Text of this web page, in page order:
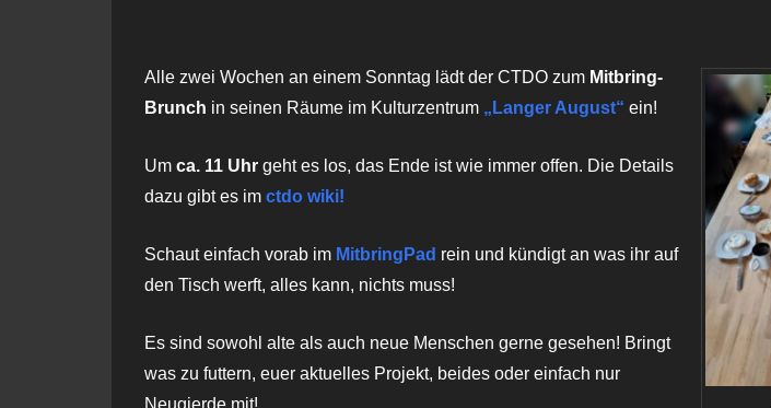
Alle zwei Wochen an einem Sonntag lädt der CTDO zum Mitbring-
Brunch in seinen Räume im Kulturzentrum „Langer August“ ein!
Um ca. 11 Uhr geht es los, das Ende ist wie immer offen. Die Details
dazu gibt es im ctdo wiki!
Schaut einfach vorab im Mitbring Pad rein und kündigt an was ihr auf
den Tisch werft, alles kann, nichts muss!
Es sind sowohl alte als auch neue Menschen gerne gesehen! Bringt
was zu futtern, euer aktuelles Projekt, beides oder einfach nur
Neugierde mit!